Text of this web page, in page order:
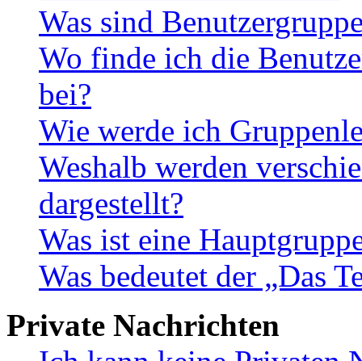
Was sind
Wo finde ich die
bei?
Wie werde ich
Weshalb werden
dargestellt?
Was ist eine
Was bedeutet der „Das
Private Nachrichten